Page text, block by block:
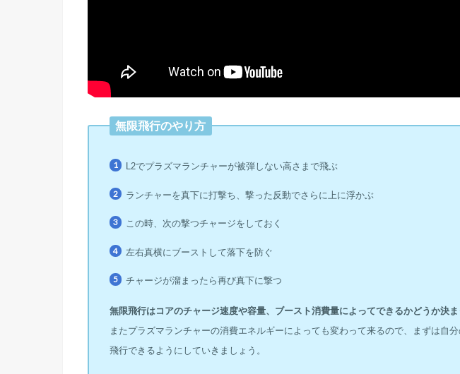
無限飛行のやり方
L2でプラズマランチャーが被弾しない高さまで飛ぶ
ランチャーを真下に打撃ち、撃った反動でさらに上に浮かぶ
この時、次の撃つチャージをしておく
左右真横にブーストして落下を防ぐ
チャージが溜まったら再び真下に撃つ
無限飛行はコアのチャージ速度や容量、ブースト消費量によってできるかどうか決ま
またプラズマランチャーの消費エネルギーによっても変わって来るので、まずは自
飛行できるようにしていきましょう。